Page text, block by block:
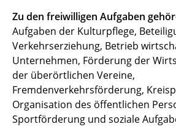
Zu den freiwilligen Aufgaben
Aufgaben der Kulturpflege,
Verkehrserziehung, Betrieb
Unternehmen, Förderung der
der überörtlichen Vereine,
Fremdenverkehrsförderung,
Organisation des öffentlichen
Sportförderung und soziale